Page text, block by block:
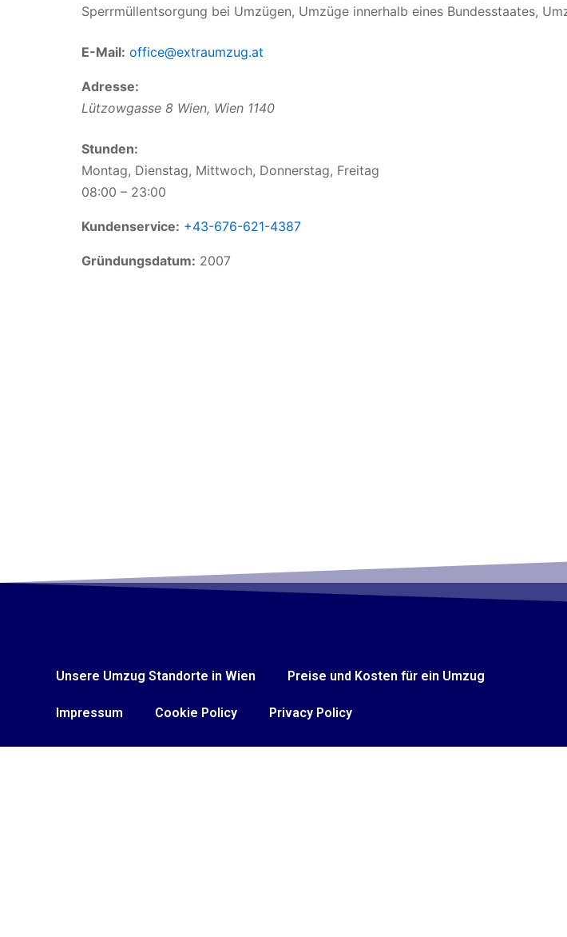
Sperrmüllentsorgung bei Umzügen, Umzüge innerhalb eines Bundesstaates,
E-Mail: office@extraumzug.at
Adresse:
Lützowgasse 8 Wien, Wien 1140
Stunden:
Montag, Dienstag, Mittwoch, Donnerstag, Freitag
08:00 – 23:00
Kundenservice: +43-676-621-4387
Gründungsdatum: 2007
Unsere Umzug Standorte in Wien Preise und Kosten für ein Umzug
Impressum Cookie Policy Privacy Policy